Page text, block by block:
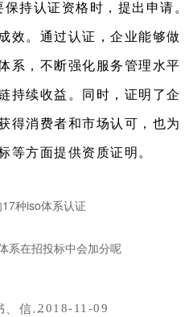
持认证资格时，提出申请。
效。通过认证，企业能够做
系，不断强化服务管理水平
持续收益。同时，证明了企
得消费者和市场认可，也为
等方面提供资质证明。
种iso体系认证
系在招投标中会加分呢
企业投标用的3A信用等级证书、信用报告办理时间，哪里办比较好？2018-11-09